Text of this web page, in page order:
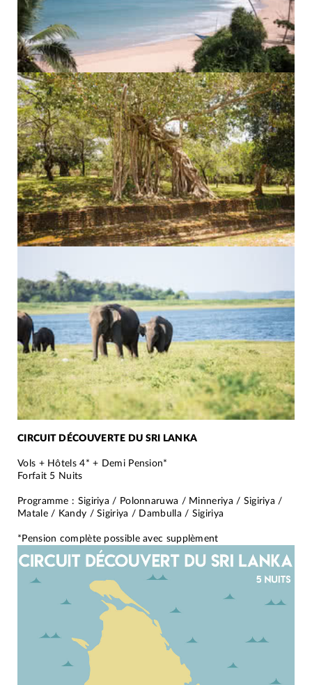
CIRCUIT DÉCOUVERTE DU SRI LANKA
Vols + Hôtels 4* + Demi Pension*
Forfait 5 Nuits
Programme : Sigiriya / Polonnaruwa / Minneriya / Sigiriya /
Matale / Kandy / Sigiriya / Dambulla / Sigiriya
*Pension complète possible avec supplèment